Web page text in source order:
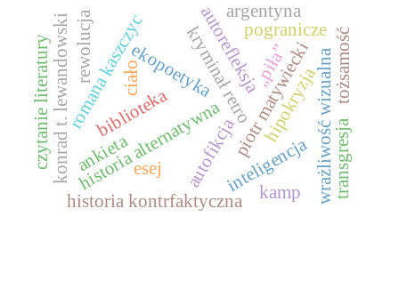
kryminał retro
historia alternatywna
historia kontrfaktyczna
konrad t. lewandowski esej
piotr matywiecki
inteligencja
biblioteka
romana kaszczycekopoetyka
pogranicze
hipokryzja
autorefleksja wrażliwość wizualna
autofikcja
argentyna
ankieta
czytanie literatury transgresja
rewolucja ciało „piła” tożsamość
kamp